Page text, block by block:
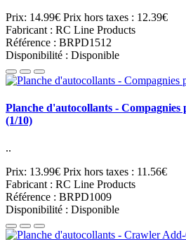
Prix: 14.99€ Prix hors taxes : 12.39€
Fabricant : RC Line Products
Référence : BRPD1512
Disponibilité : Disponible
Planche d'autocollants - Compagnies
(1/10)
..
Prix: 13.99€ Prix hors taxes : 11.56€
Fabricant : RC Line Products
Référence : BRPD1009
Disponibilité : Disponible